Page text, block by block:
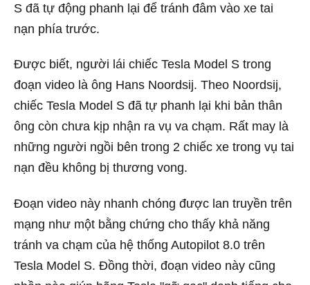
S đã tự động phanh lại để tránh đâm vào xe tai
nạn phía trước.
Được biết, người lái chiếc Tesla Model S trong
đoạn video là ông Hans Noordsij. Theo Noordsij,
chiếc Tesla Model S đã tự phanh lại khi bản thân
ông còn chưa kịp nhận ra vụ va chạm. Rất may là
những người ngồi bên trong 2 chiếc xe trong vụ tai
nạn đều không bị thương vong.
Đoạn video này nhanh chóng được lan truyền trên
mạng như một bằng chứng cho thấy khả năng
tránh va chạm của hệ thống Autopilot 8.0 trên
Tesla Model S. Đồng thời, đoạn video này cũng